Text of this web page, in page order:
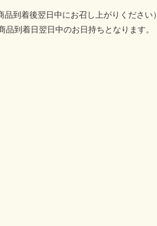
到着後翌日中にお召し上がりください）
到着日翌日中のお日持ちとなります。